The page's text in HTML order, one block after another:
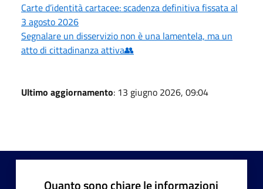
Carte d’identità cartacee: scadenza definitiva fissata al
3 agosto 2026
Segnalare un disservizio non è una lamentela, ma un
atto di cittadinanza attiva👥
Ultimo aggiornamento: 13 giugno 2026, 09:04
Quanto sono chiare le informazioni